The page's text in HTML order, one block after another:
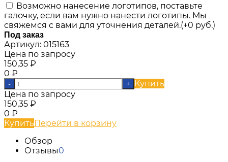
Возможно нанесение логотипов, поставьте
галочку, если вам нужно нанести логотипы. Мы
свяжемся с вами для уточнения деталей.(+0 руб.)
Под заказ
Артикул: 015163
Цена по запросу
150,35 ₽
0 ₽
- +
Купить
Цена по запросу
150,35 ₽
0 ₽
КупитьПерейти в корзину
Обзор
Отзывы0